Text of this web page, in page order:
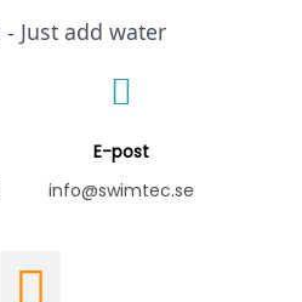
E-post
info@swimtec.se